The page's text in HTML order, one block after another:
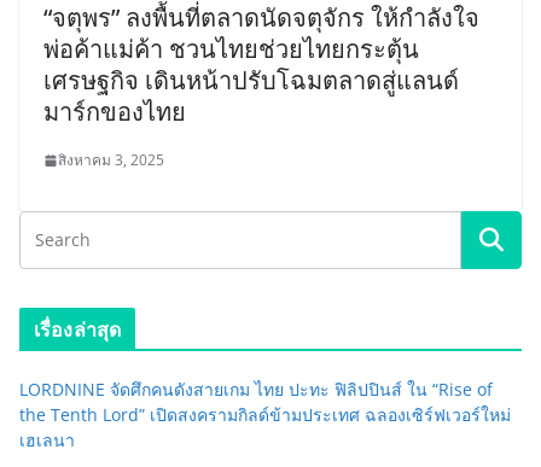
“จตุพร” ลงพื้นที่ตลาดนัดจตุจักร ให้กำลังใจ
พ่อค้าแม่ค้า ชวนไทยช่วยไทยกระตุ้น
เศรษฐกิจ เดินหน้าปรับโฉมตลาดสู่แลนด์
มาร์กของไทย
สิงหาคม 3, 2025
เรื่องล่าสุด
LORDNINE จัดศึกคนดังสายเกม ไทย ปะทะ ฟิลิปปินส์ ใน “Rise of
the Tenth Lord” เปิดสงครามกิลด์ข้ามประเทศ ฉลองเซิร์ฟเวอร์ใหม่
เฮเลนา